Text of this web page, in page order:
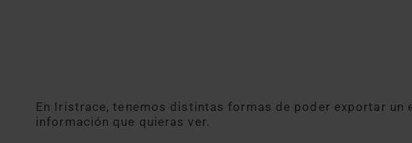
En Iristrace, tenemos distintas formas de poder exportar un
información que quieras ver.